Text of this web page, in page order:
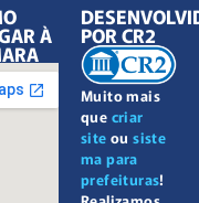
À
Muito mais
que criar
site ousiste
ma para
prefeituras!
POR CR2